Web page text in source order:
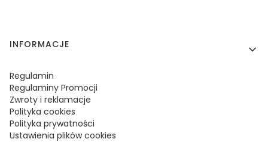
Linki w stopce
INFORMACJE
Regulamin
Regulaminy Promocji
Zwroty i reklamacje
Polityka cookies
Polityka prywatności
Ustawienia plików cookies